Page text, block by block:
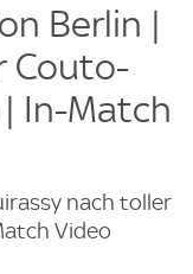
Berlin |
Couto-
In-Match
nach toller
Video